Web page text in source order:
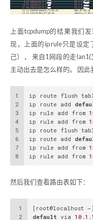
上面tcpdump的结果我们
现，上面的ip rule只是设定
己）， 来自1网段的走
主动出去是怎么样的。 因
1
2
3
4
5
6
7
8
ip route flush
ip route add
ip rule add from
ip rule add from
ip route flush
ip route add
ip rule add from
ip rule add from
然后我们查看路由表如下：
1
2
[root@localhost ~]
default via 10.1 .1